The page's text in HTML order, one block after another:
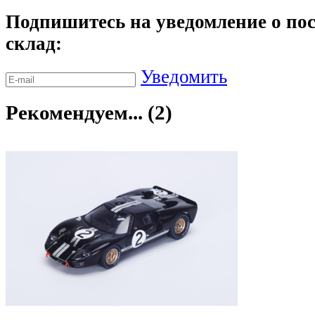
Подпишитесь на уведомление о
склад:
Уведомить
Рекомендуем... (2)